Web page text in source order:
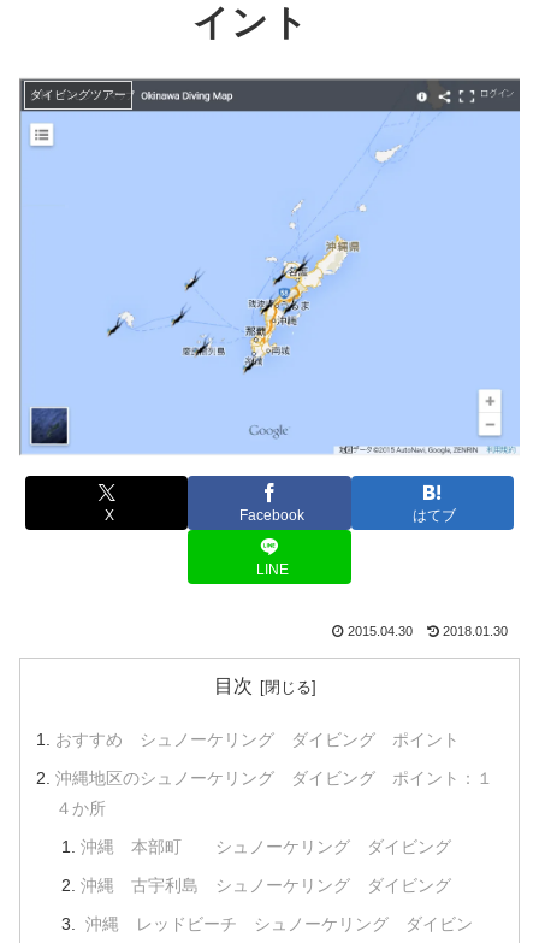
イント
ダイビングツアー
X Facebook はてブ
LINE
2015.04.30 2018.01.30
目次
おすすめ シュノーケリング ダイビング ポイント
沖縄地区のシュノーケリング ダイビング ポイント：１
４か所
沖縄 本部町 シュノーケリング ダイビング
沖縄 古宇利島 シュノーケリング ダイビング
沖縄 レッドビーチ シュノーケリング ダイビン